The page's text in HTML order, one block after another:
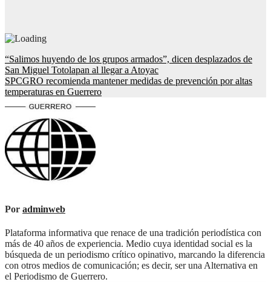
Navegación
de
entradas
“Salimos huyendo de los grupos armados”, dicen desplazados de
San Miguel Totolapan al llegar a Atoyac
SPCGRO recomienda mantener medidas de prevención por altas
temperaturas en Guerrero
Por adminweb
Plataforma informativa que renace de una tradición periodística con
más de 40 años de experiencia. Medio cuya identidad social es la
búsqueda de un periodismo crítico opinativo, marcando la diferencia
con otros medios de comunicación; es decir, ser una Alternativa en
el Periodismo de Guerrero.